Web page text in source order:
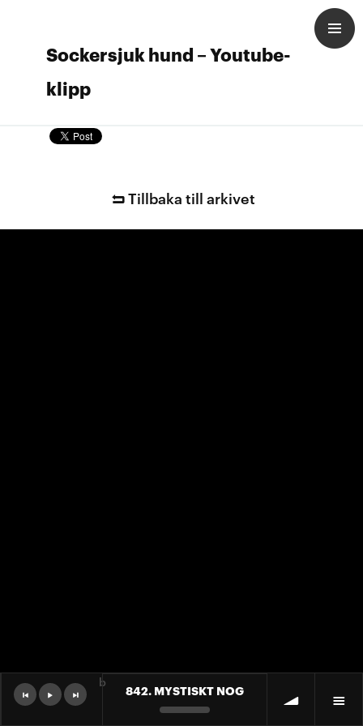
Sockersjuk hund – Youtube-
klipp
Tillbaka till arkivet
842. MYSTISKT NOG
b